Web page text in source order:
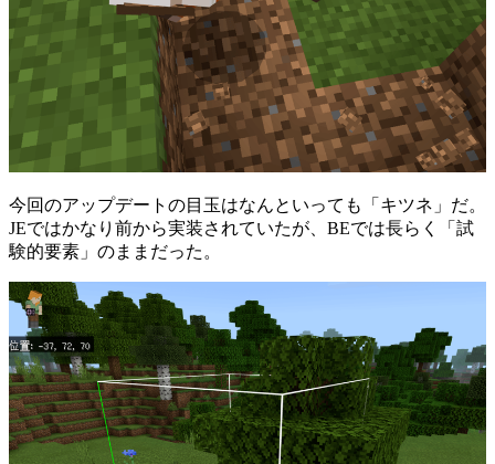
今回のアップデートの目玉はなんといっても「キツネ」だ。
JEではかなり前から実装されていたが、BEでは長らく「試
験的要素」のままだった。